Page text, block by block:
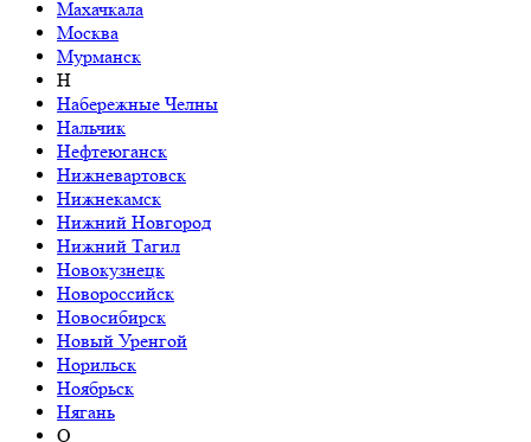
Махачкала
Москва
Мурманск
Н
Набережные Челны
Нальчик
Нефтеюганск
Нижневартовск
Нижнекамск
Нижний Новгород
Нижний Тагил
Новокузнецк
Новороссийск
Новосибирск
Новый Уренгой
Норильск
Ноябрьск
Нягань
О